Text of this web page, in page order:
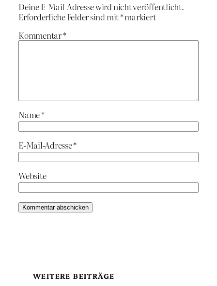
Deine E-Mail-Adresse wird nicht veröffentlicht.
Erforderliche Felder sind mit*markiert
Kommentar*
Name*
E-Mail-Adresse*
Website
WEITERE BEITRÄGE